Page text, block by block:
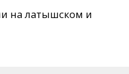
на латышском и